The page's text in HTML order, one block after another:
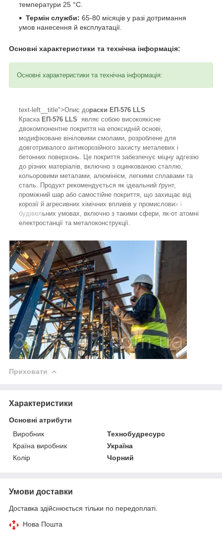
text-left__title">Опис дораски ЕП-576 LLS
Краска ЕП-576 LLS являє собою високоякісне
двокомпонентне покриття на епоксидній основі,
модифіковане вініловими смолами, розроблене для
довготривалого антикорозійного захисту металевих і
бетонних поверхонь. Це покриття забезпечує міцну адгезію
до різних матеріалів, включно з оцинкованою сталлю,
кольоровими металами, алюмінієм, легкими сплавами та
сталь. Продукт рекомендується як ідеальний ґрунт,
проміжний шар або самостійне покриття, що захищає від
корозії й агресивних хімічних впливів у промислових і
будівельних умовах, включно з такими сфери, як-от атомні
електростанції та металоконструкції.
Основні характеристики та технічна інформація:
Основні характеристики та технічна інформація:
температури 25 °C.
Термін служби: 65-80 місяців у разі дотримання
умов нанесення й експлуатації.
Приховати
Характеристики
Основні атрибути
Виробник
Технобудресурс
Країна виробник
Україна
Колір
Чорний
Умови доставки
Доставка здійснюється тільки по передоплаті.
Нова Пошта